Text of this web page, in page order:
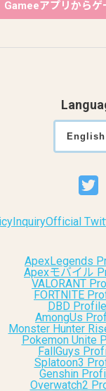
Gameeアプリから
InquiryOfficial
ApexLegends
Apexモバイル
VALORANT
FORTNITE
DBD
AmongUs
Monster Hunter
Pokemon Unite
FallGuys
Splatoon3
Genshin
Overwatch2